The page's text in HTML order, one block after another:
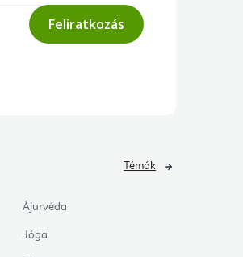
Feliratkozás
Ájurvéda
Jóga
Témák